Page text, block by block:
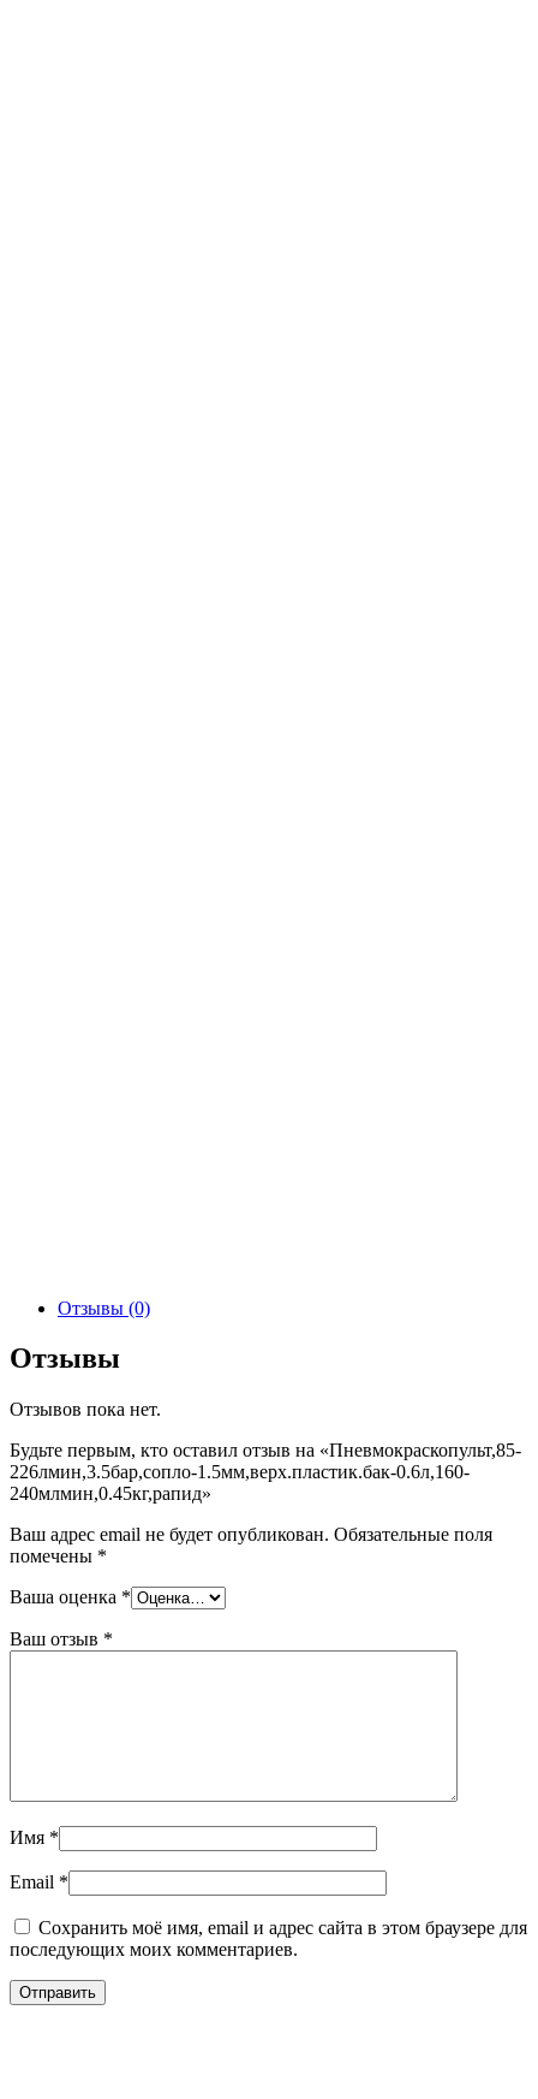
Отзывы (0)
Отзывы
Отзывов пока нет.
Будьте первым, кто оставил отзыв на «Пневмокраскопульт,85-
226лмин,3.5бар,сопло-1.5мм,верх.пластик.бак-0.6л,160-
240млмин,0.45кг,рапид»
Ваш адрес email не будет опубликован. Обязательные поля
помечены *
Ваша оценка *
Ваш отзыв *
Имя *
Email *
Сохранить моё имя, email и адрес сайта в этом браузере для
последующих моих комментариев.